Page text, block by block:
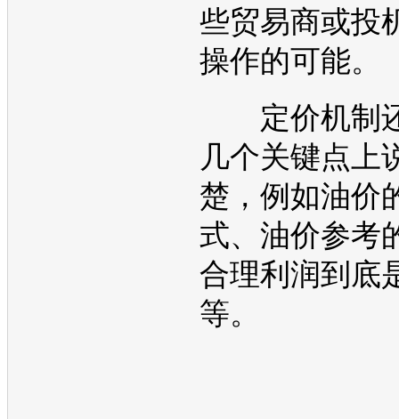
些贸易商或投
操作的可能。
定价机制
几个关键点上
楚，例如油价
式、 油价参考
合理利润到底
等。